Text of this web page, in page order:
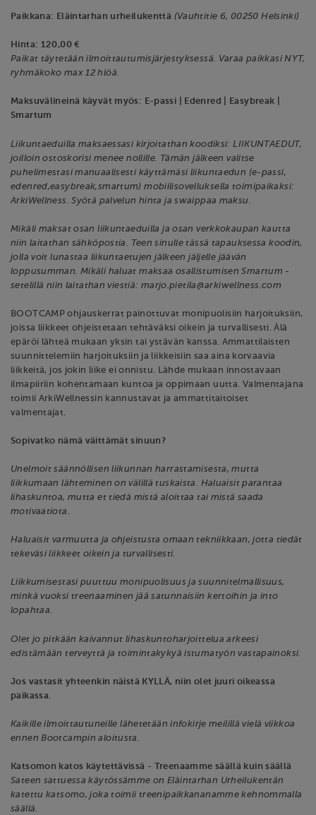
Paikkana: Eläintarhan urheilukenttä (Vauhtitie 6, 00250 Helsinki)
Hinta: 120,00 €
Paikat täytetään ilmoittautumisjärjestyksessä. Varaa paikkasi NYT,
ryhmäkoko max 12 hlöä.
Maksuvälineinä käyvät myös: E-passi | Edenred | Easybreak |
Smartum
Liikuntaeduilla maksaessasi kirjoitathan koodiksi: LIIKUNTAEDUT,
joilloin ostoskorisi menee nollille. Tämän jälkeen valitse
puhelimestasi manuaalisesti käyttämäsi liikuntaedun (e-passi,
edenred,easybreak,smartum) mobiilisovelluksella toimipaikaksi:
ArkiWellness. Syötä palvelun hinta ja swaippaa maksu.
Mikäli maksat osan liikuntaeduilla ja osan verkkokaupan kautta
niin laitathan sähköpostia. Teen sinulle tässä tapauksessa koodin,
jolla voit lunastaa liikuntaetujen jälkeen jäljelle jäävän
loppusumman. Mikäli haluat maksaa osallistumisen Smartum -
setelillä niin laitathan viestiä: marjo.pietila@arkiwellness.com
BOOTCAMP ohjauskerrat painottuvat monipuolisiin harjoituksiin,
joissa liikkeet ohjeistetaan tehtäväksi oikein ja turvallisesti. Älä
epäröi lähteä mukaan yksin tai ystävän kanssa. Ammattilaisten
suunnittelemiin harjoituksiin ja liikkeisiin saa aina korvaavia
liikkeitä, jos jokin liike ei onnistu. Lähde mukaan innostavaan
ilmapiiriin kohentamaan kuntoa ja oppimaan uutta. Valmentajana
toimii ArkiWellnessin kannustavat ja ammattitaitoiset
valmentajat.
Sopivatko nämä väittämät sinuun?
Unelmoit säännöllisen liikunnan harrastamisesta, mutta
liikkumaan lähteminen on välillä tuskaista. Haluaisit parantaa
lihaskuntoa, mutta et tiedä mistä aloittaa tai mistä saada
motivaatiota.
Haluaisit varmuutta ja ohjeistusta omaan tekniikkaan, jotta tiedät
tekeväsi liikkeet oikein ja turvallisesti.
Liikkumisestasi puuttuu monipuolisuus ja suunnitelmallisuus,
minkä vuoksi treenaaminen jää satunnaisiin kertoihin ja into
lopahtaa.
Olet jo pitkään kaivannut lihaskuntoharjoittelua arkeesi
edistämään terveyttä ja toimintakykyä istumatyön vastapainoksi.
Jos vastasit yhteenkin näistä KYLLÄ, niin olet juuri oikeassa
paikassa.
Kaikille ilmoittautuneille lähetetään infokirje meilillä vielä viikkoa
ennen Bootcampin aloitusta.
Katsomon katos käytettävissä - Treenaamme säällä kuin säällä
Sateen sattuessa käytössämme on Eläintarhan Urheilukentän
katettu katsomo, joka toimii treenipaikkananamme kehnommalla
säällä.